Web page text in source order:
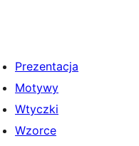
Prezentacja
Motywy
Wtyczki
Wzorce